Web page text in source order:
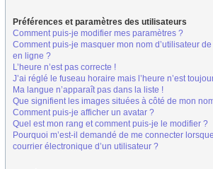
Préférences et paramètres des utilisateurs
Comment puis-je modifier mes paramètres ?
Comment puis-je masquer mon nom d’utilisateur
en ligne ?
L’heure n’est pas correcte !
J’ai réglé le fuseau horaire mais l’heure n’est
Ma langue n’apparaît pas dans la liste !
Que signifient les images situées à côté de mon
Comment puis-je afficher un avatar ?
Quel est mon rang et comment puis-je le modifier ?
Pourquoi m’est-il demandé de me connecter
courrier électronique d’un utilisateur ?